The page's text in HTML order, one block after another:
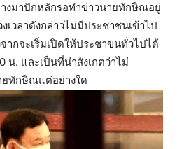
งมาปักหลักรอทำข่าวนายทักษิณอยู่
เวลาดังกล่าวไม่มีประชาชนเข้าไป
ากจะเริ่มเปิดให้ประชาขนทั่วไปได้
น. และเป็นที่น่าสังเกตว่าไม่
ทักษิณแต่อย่างใด